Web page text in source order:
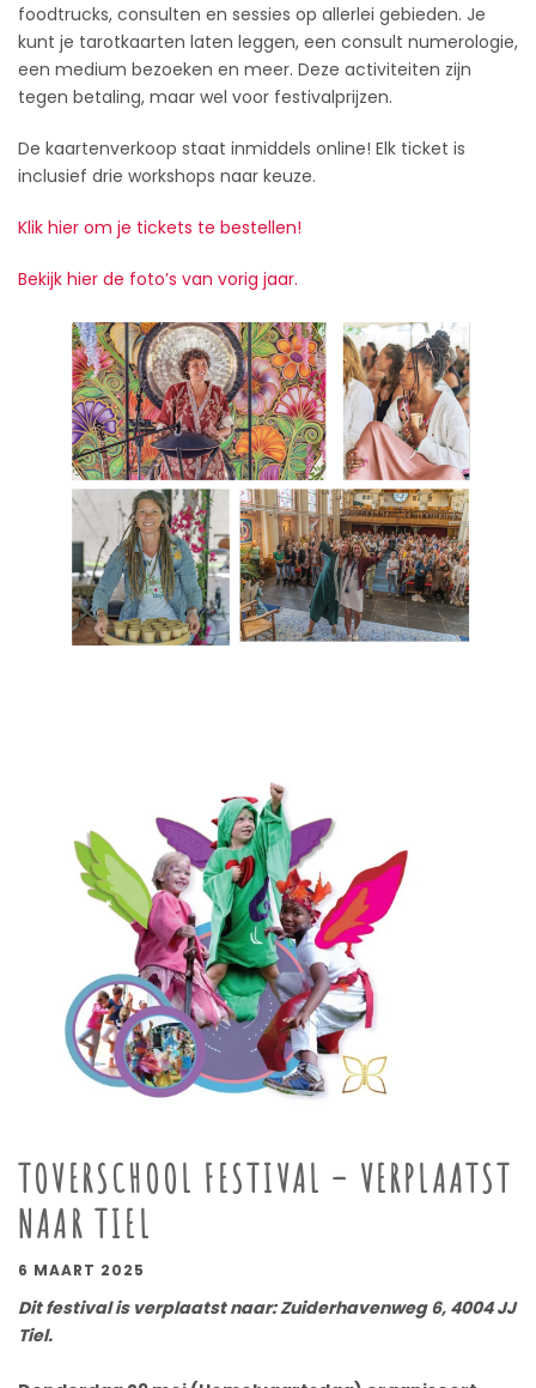
foodtrucks, consulten en sessies op allerlei gebieden. Je
kunt je tarotkaarten laten leggen, een consult numerologie,
een medium bezoeken en meer. Deze activiteiten zijn
tegen betaling, maar wel voor festivalprijzen.
De kaartenverkoop staat inmiddels online! Elk ticket is
inclusief drie workshops naar keuze.
Klik hier om je tickets te bestellen!
Bekijk hier de foto’s van vorig jaar.
TOVERSCHOOL FESTIVAL – VERPLAATST
NAAR TIEL
6 MAART 2025
Dit festival is verplaatst naar: Zuiderhavenweg 6, 4004 JJ
Tiel.